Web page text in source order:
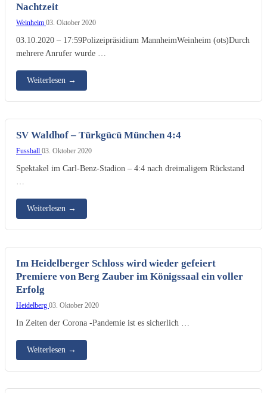
Nachtzeit
Weinheim 03. Oktober 2020
03.10.2020 – 17:59Polizeipräsidium MannheimWeinheim (ots)Durch
mehrere Anrufer wurde …
Weiterlesen →
SV Waldhof – Türkgücü München 4:4
Fussball 03. Oktober 2020
Spektakel im Carl-Benz-Stadion – 4:4 nach dreimaligem Rückstand
Weiterlesen →
Im Heidelberger Schloss wird wieder gefeiert
Premiere von Berg Zauber im Königssaal ein voller
Erfolg
Heidelberg 03. Oktober 2020
In Zeiten der Corona -Pandemie ist es sicherlich …
Weiterlesen →